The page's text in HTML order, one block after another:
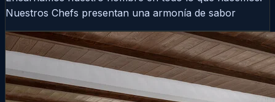
Nuestros Chefs presentan una armonía de sabor